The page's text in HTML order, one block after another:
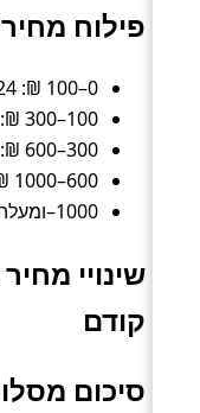
פילוח
0–100 ₪: 124 הצעות (כ־11%).
100–300 ₪: 791 הצעות (כ־72%).
300–600 ₪: 0 הצעות (כ־0%).
600–1000 ₪: 0 הצעות (כ־0%).
1000–ומעלה: 191 הצעות (כ־17%).
שינויי
קודם
סיכום